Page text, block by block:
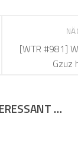
[WTR #981]
Gzuz
…